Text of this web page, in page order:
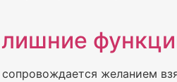
желанием